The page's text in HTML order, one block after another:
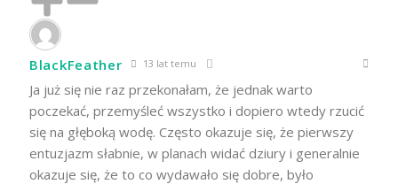
BlackFeather 13 lat temu
Ja już się nie raz przekonałam, że jednak warto
poczekać, przemyśleć wszystko i dopiero wtedy rzucić
się na głęboką wodę. Często okazuje się, że pierwszy
entuzjazm słabnie, w planach widać dziury i generalnie
okazuje się, że to co wydawało się dobre, było